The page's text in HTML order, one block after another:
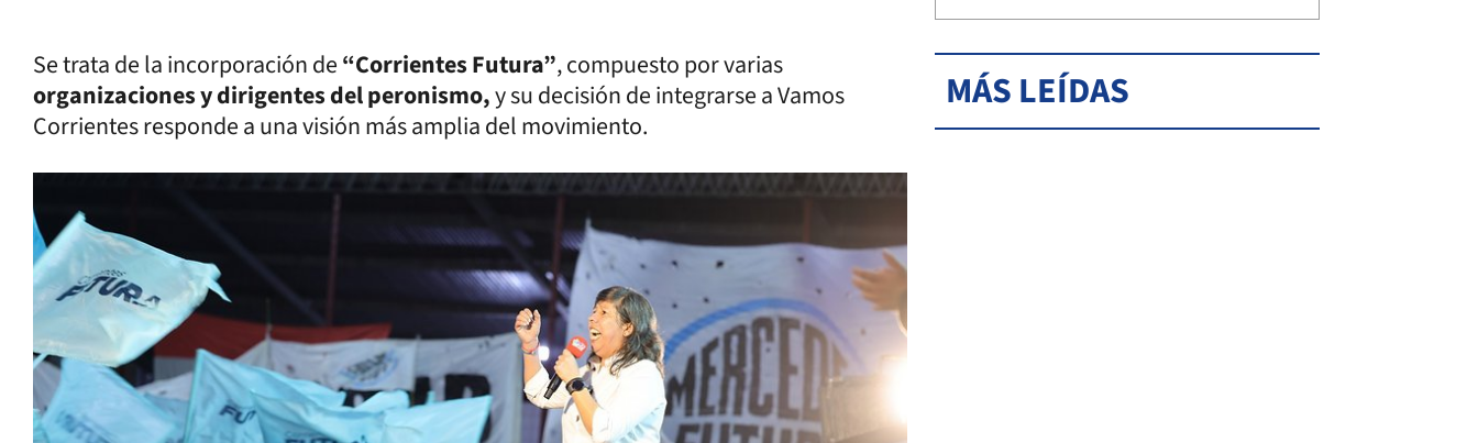
Se trata de la incorporación de“Corrientes Futura”, compuesto por varias
organizaciones y dirigentes del peronismo,y su decisión de integrarse a Vamos
Corrientes responde a una visión más amplia del movimiento.
MÁS LEÍDAS